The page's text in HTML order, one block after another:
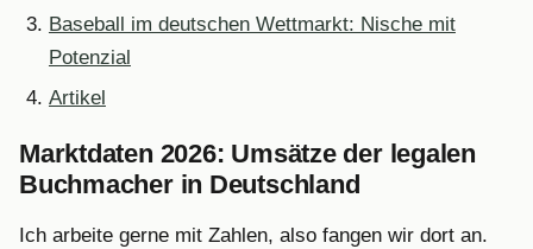
Baseball im deutschen Wettmarkt: Nische mit
Potenzial
Artikel
Marktdaten 2026: Umsätze der legalen
Buchmacher in Deutschland
Ich arbeite gerne mit Zahlen, also fangen wir dort an.